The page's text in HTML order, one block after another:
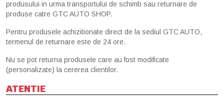
produsului in urma transportului de schimb sau returnare de
produse catre GTC AUTO SHOP.
Pentru produsele achizitionate direct de la sediul GTC AUTO,
termenul de returnare este de 24 ore.
Nu se pot returna produsele care au fost modificate
(personalizate) la cererea clientilor.
ATENTIE